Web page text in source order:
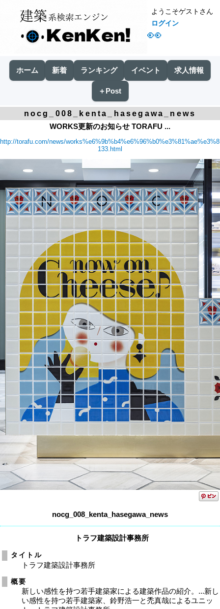
👀
ようこそゲストさん
ログイン
ホーム 新着 ランキング イベント 求人情報
＋Post
nocg_008_kenta_hasegawa_news
WORKS更新のお知らせ TORAFU ...
http://torafu.com/news/
133.html
nocg_008_kenta_hasegawa_news
トラフ建築設計事務所
タイトル
トラフ建築設計事務所
概要
新しい感性を持つ若手建築家による建築作品の紹介。...新し
い感性を持つ若手建築家、鈴野浩一と禿真哉によるユニッ